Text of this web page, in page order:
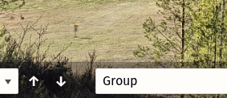
↑ ↓